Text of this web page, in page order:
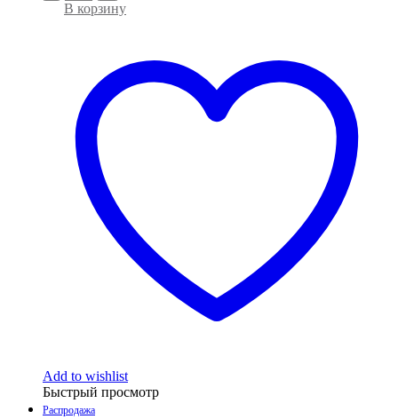
В корзину
Add to wishlist
Быстрый просмотр
Распродажа